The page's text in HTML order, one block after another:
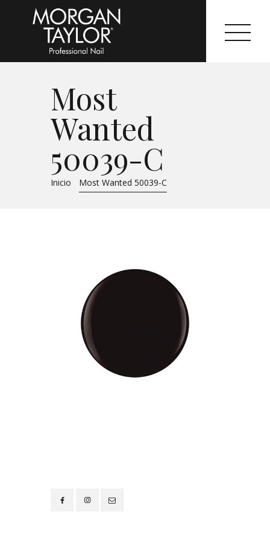
Most
Wanted
50039-C
Inicio Most Wanted 50039-C
Morgan Taylor®
Sistemas Profesionales
Cartas de Color
Catálogo